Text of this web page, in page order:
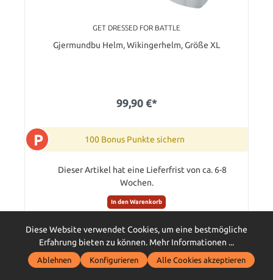
GET DRESSED FOR BATTLE
Gjermundbu Helm, Wikingerhelm, Größe XL
99,90 €*
P 100 Bonus Punkte sichern
Dieser Artikel hat eine Lieferfrist von ca. 6-8
Wochen.
In den Warenkorb
Diese Website verwendet Cookies, um eine bestmögliche
Erfahrung bieten zu können. Mehr Informationen ...
Ablehnen Konfigurieren Alle Cookies akzeptieren